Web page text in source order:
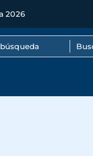
2026